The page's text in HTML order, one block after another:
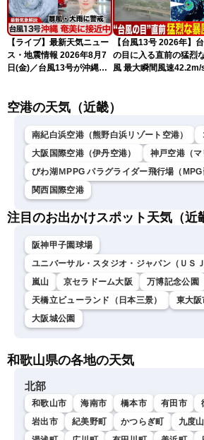
【ライブ】最新天気ニュー
ス・地震情報 2026年8月7
日(金)／台風13号が沖縄・
ュースLiVEコーヒータイ
【台風13号 2026年】
の目に入る直前の猛烈
風 最大瞬間風速42.2m/
空港の天気（近畿）
南紀白浜空港（熊野白浜リゾート空港）
大阪国際空港（伊丹空港）
神戸空港（マ
びわ湖ＭPPG パラグライダー飛行場（MPG
関西国際空港
注目のお出かけスポット天気（近
阪神甲子園球場
ユニバーサル・スタジオ・ジャパン（ＵＳＪ
嵐山
京セラドーム大阪 万博記念公園
天橋立ビューランド（日本三景）
東大
大阪城公園
和歌山県の各地の天気
北部
和歌山市 海南市 橋本市 有田市
岩出市
紀美野町 かつらぎ町 九度